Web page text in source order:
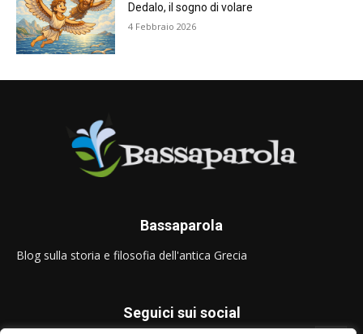
Dedalo, il sogno di volare
4 Febbraio 2026
Bassaparola
Blog sulla storia e filosofia dell'antica Grecia
Seguici sui social